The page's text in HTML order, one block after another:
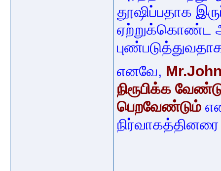
தூஷிப்பதாக
ஏற்றுக்கொண்ட
எனவே,
நிரூபிக்க
பெறவேண்டும்